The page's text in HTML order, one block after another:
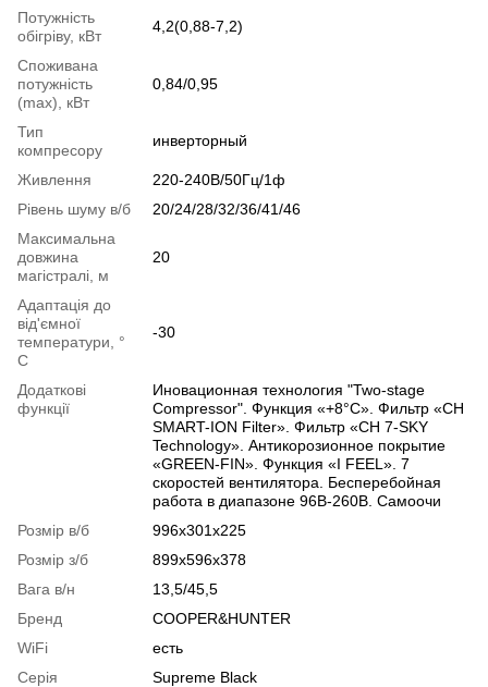
Потужність
обігріву, кВт
4,2(0,88-7,2)
Споживана
потужність
(max), кВт
0,84/0,95
Тип
компресору
инверторный
Живлення
220-240В/50Гц/1ф
Рівень шуму в/б
20/24/28/32/36/41/46
Максимальна
довжина
магістралі, м
20
Адаптація до
від'ємної
температури, °
C
-30
Додаткові
функції
Иновационная технология "Two-stage
Compressor". Функция «+8°С». Фильтр «CH
SMART-ION Filter». Фильтр «CH 7-SKY
Technology». Антикорозионное покрытие
«GREEN-FIN». Функция «I FEEL». 7
скоростей вентилятора. Бесперебойная
работа в диапазоне 96В-260В. Самоочи
Розмір в/б
996х301х225
Розмір з/б
899х596х378
Вага в/н
13,5/45,5
Бренд
COOPER&HUNTER
WiFi
есть
Серія
Supreme Black